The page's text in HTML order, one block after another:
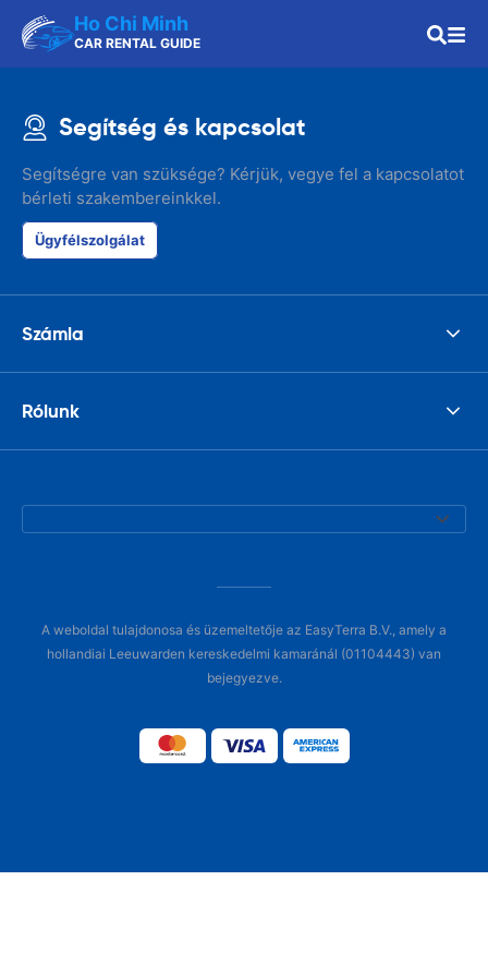
Ho Chi Minh
CAR RENTAL GUIDE
Segítség és kapcsolat
Segítségre van szüksége? Kérjük, vegye fel a kapcsolatot
bérleti szakembereinkkel.
Ügyfélszolgálat
Számla
Rólunk
A weboldal tulajdonosa és üzemeltetője az EasyTerra B.V., amely a
hollandiai Leeuwarden kereskedelmi kamaránál (01104443) van
bejegyezve.